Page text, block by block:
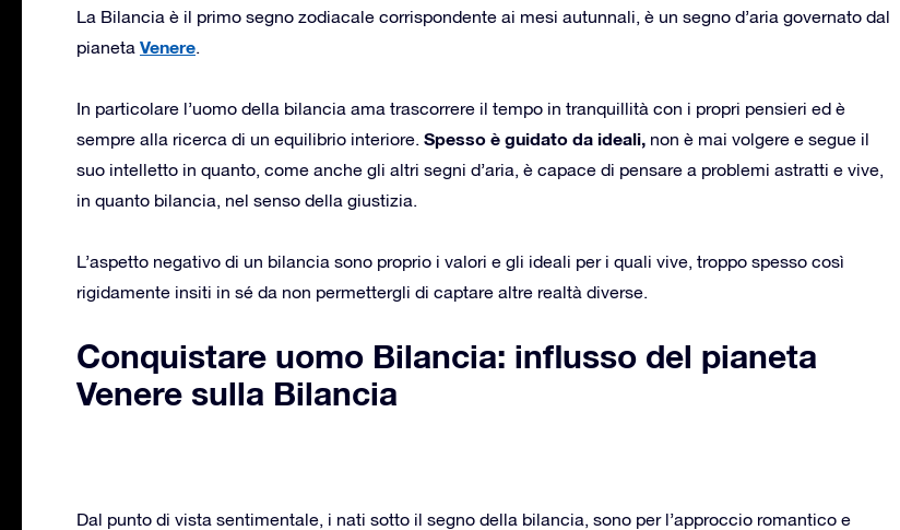
La Bilancia è il primo segno zodiacale corrispondente ai mesi autunnali, è un segno d’aria governato dal
pianeta Venere.
In particolare l’uomo della bilancia ama trascorrere il tempo in tranquillità con i propri pensieri ed è
sempre alla ricerca di un equilibrio interiore. Spesso è guidato da ideali, non è mai volgere e segue il
suo intelletto in quanto, come anche gli altri segni d’aria, è capace di pensare a problemi astratti e vive,
in quanto bilancia, nel senso della giustizia.
L’aspetto negativo di un bilancia sono proprio i valori e gli ideali per i quali vive, troppo spesso così
rigidamente insiti in sé da non permettergli di captare altre realtà diverse.
Conquistare uomo Bilancia: influsso del pianeta
Venere sulla Bilancia
Dal punto di vista sentimentale, i nati sotto il segno della bilancia, sono per l’approccio romantico e